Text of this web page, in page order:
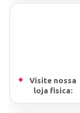
⌖
Visite nossa
loja fisica: